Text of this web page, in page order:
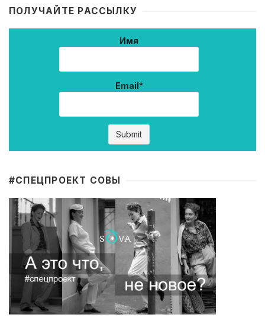
ПОЛУЧАЙТЕ РАССЫЛКУ
Имя
Email*
#CПЕЦПРОЕКТ СОВЫ